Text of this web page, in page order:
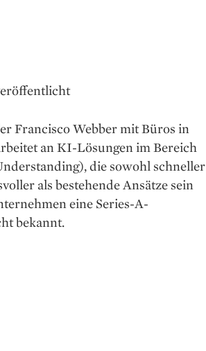
Francisco Webber mit Büros in
an KI-Lösungen im Bereich
die sowohl schneller
als bestehende Ansätze sein
eine Series-A-
bekannt.